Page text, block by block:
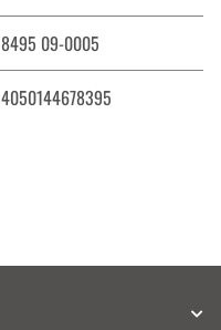
8495 09-0005
4050144678395